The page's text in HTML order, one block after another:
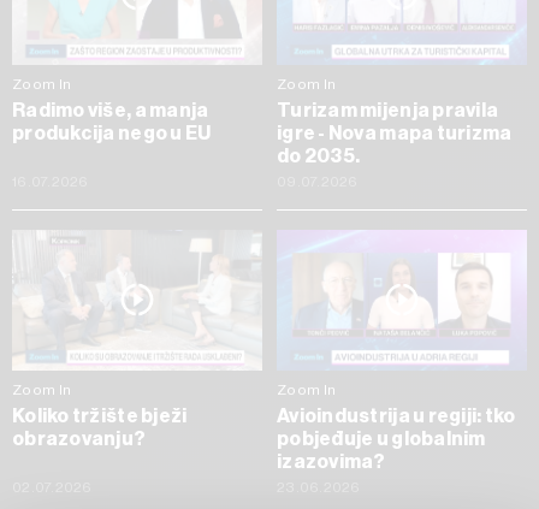
Zoom In
Radimo više, a manja
produkcija nego u EU
Zoom In
Turizam mijenja pravila
igre - Nova mapa turizma
do 2035.
Zoom In
Koliko tržište bježi
obrazovanju?
Zoom In
Avioindustrija u regiji: tko
pobjeđuje u globalnim
izazovima?